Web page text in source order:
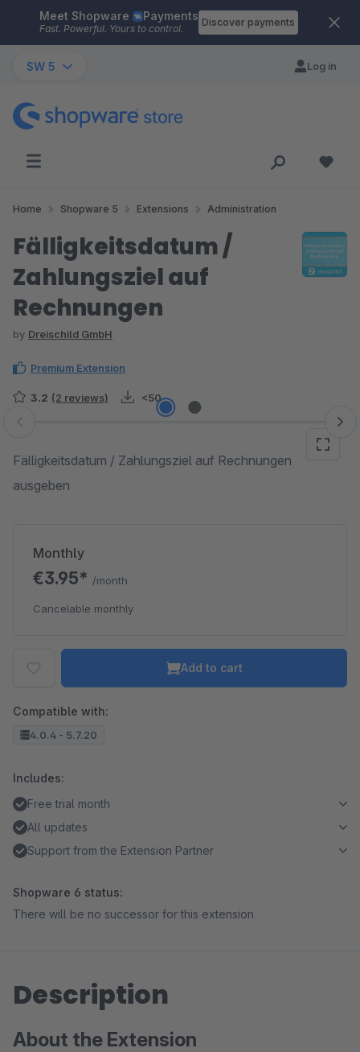
Skip to main content
Meet Shopware Payments
Fast. Powerful. Yours to control.
Discover payments
SW 5 Log in
Home Shopware 5 Extensions Administration
Fälligkeitsdatum /
Zahlungsziel auf
Rechnungen
by Dreischild GmbH
Premium Extension
3.2 (2 reviews) <50
Skip image gallery
Fälligkeitsdatum / Zahlungsziel auf Rechnungen
ausgeben
Monthly
€3.95* /month
Cancelable monthly
Add to cart
Compatible with:
4.0.4 - 5.7.20
Includes:
Free trial month
All updates
Support from the Extension Partner
Shopware 6 status:
There will be no successor for this extension
Description
About the Extension